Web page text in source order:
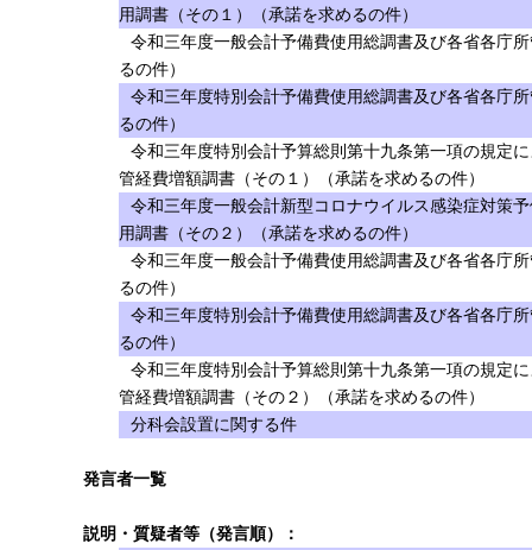
用調書（その１）（承諾を求めるの件）
令和三年度一般会計予備費使用総調書及び各省各庁
るの件）
令和三年度特別会計予備費使用総調書及び各省各庁
るの件）
令和三年度特別会計予算総則第十九条第一項の規定
管経費増額調書（その１）（承諾を求めるの件）
令和三年度一般会計新型コロナウイルス感染症対策
用調書（その２）（承諾を求めるの件）
令和三年度一般会計予備費使用総調書及び各省各庁
るの件）
令和三年度特別会計予備費使用総調書及び各省各庁
るの件）
令和三年度特別会計予算総則第十九条第一項の規定
管経費増額調書（その２）（承諾を求めるの件）
分科会設置に関する件
発言者一覧
説明・質疑者等（発言順）：